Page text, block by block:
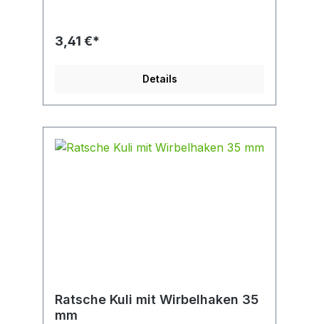
3,41 €*
Details
Ratsche Kuli mit Wirbelhaken 35
mm